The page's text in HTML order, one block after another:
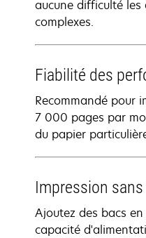
aucune difficulté les
complexes.
Fiabilité des
Recommandé pour
7 000 pages par
du papier
Impression
Ajoutez des bacs
capacité